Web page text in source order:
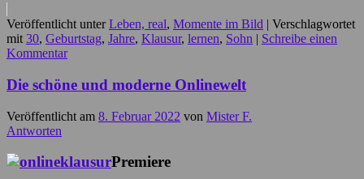
Veröffentlicht unter Leben, real, Momente im Bild | Verschlagwortet
mit 30, Geburtstag, Jahre, Klausur, lernen, Sohn | Schreibe einen
Kommentar
Die schöne und moderne Onlinewelt
Veröffentlicht am 8. Februar 2022 von Mister F.
Antworten
Premiere